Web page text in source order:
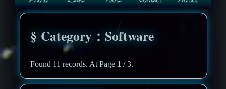
Category：Software
Found 11 records. At Page 1 / 3.